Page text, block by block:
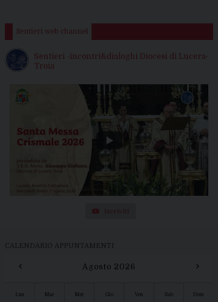
Sentieri web channel
Sentieri -incontri&dialoghi Diocesi di Lucera-
Troia
Iscriviti
CALENDARIO APPUNTAMENTI
‹ Agosto 2026 ›
Lun Mar Mer Gio Ven Sab Dom